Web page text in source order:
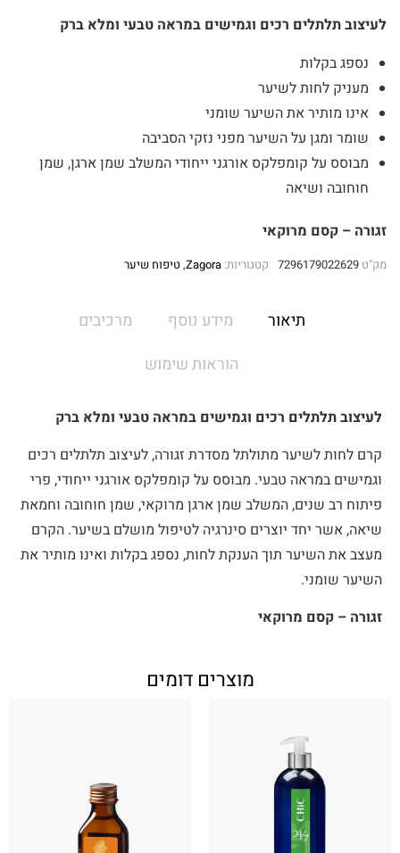
לעיצוב תלתלים רכים וגמישים במראה טבעי ומלא ברק
נספג בקלות
מעניק לחות לשיער
אינו מותיר את השיער שומני
שומר ומגן על השיער מפני נזקי הסביבה
מבוסס על קומפלקס אורגני ייחודי המשלב שמן ארגן, שמן
חוחובה ושיאה
זגורה – קסם מרוקאי
מק"ט 7296179022629 קטגוריות: Zagora
,טיפוח שיער
תיאור מידע נוסף
מרכיבים
הוראות שימוש
לעיצוב תלתלים רכים וגמישים במראה טבעי ומלא ברק
קרם לחות לשיער מתולתל מסדרת זגורה, לעיצוב תלתלים רכים
וגמישים במראה טבעי. מבוסס על קומפלקס אורגני ייחודי, פרי
פיתוח רב שנים, המשלב שמן ארגן מרוקאי, שמן חוחובה וחמאת
שיאה, אשר יחד יוצרים סינרגיה לטיפול מושלם בשיער. הקרם
מעצב את השיער תוך הענקת לחות, נספג בקלות ואינו מותיר את
השיער שומני.
זגורה – קסם מרוקאי
מוצרים דומים